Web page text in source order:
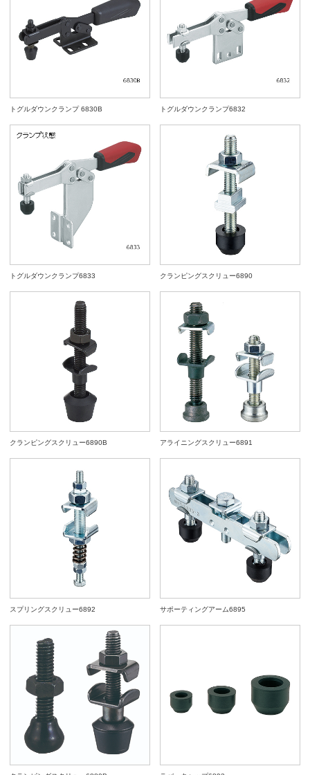
トグルダウンクランプ 6830B トグルダウンクランプ6832
トグルダウンクランプ6833 クランピングスクリュー6890
クランピングスクリュー6890B アライニングスクリュー6891
スプリングスクリュー6892 サポーティングアーム6895